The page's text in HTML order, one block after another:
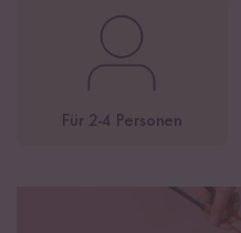
Integrierte Grillplatte für
Inklusive Booklet mit 12
Leistung: 1700 W /
Für 2-4 Personen